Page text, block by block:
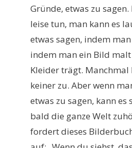
Gründe, etwas zu sagen.
leise tun, man kann es
etwas sagen, indem
indem man ein Bild
Kleider trägt. Manchmal
keiner zu. Aber wenn
etwas zu sagen, kann es
bald die ganze Welt
fordert dieses